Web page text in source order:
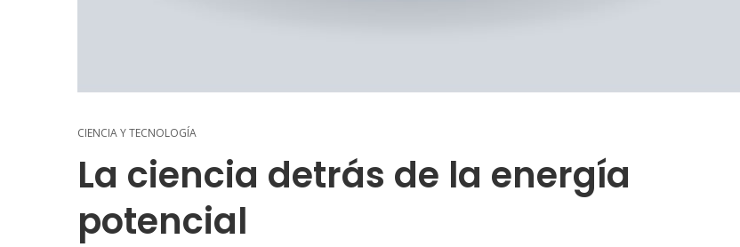
CIENCIA Y TECNOLOGÍA
La ciencia detrás de la energía
potencial